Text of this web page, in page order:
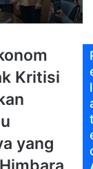
Kritisi
yang
l